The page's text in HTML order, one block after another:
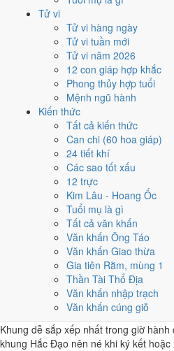
Tử vi
Tử vi hàng ngày
Tử vi tuần mới
Tử vi năm 2026
12 con giáp hợp khắc
Phong thủy hợp tuổi
Mệnh ngũ hành
Kiến thức
Tất cả kiến thức
Can chi (60 hoa giáp)
24 tiết khí
Các sao tốt xấu
12 trực
Kim Lâu - Hoang Ốc
Tuổi mụ là gì
Tất cả văn khấn
Văn khấn Ông Táo
Văn khấn Giao thừa
Gia tiên Rằm, mùng 1
Thần Tài Thổ Địa
Văn khấn nhập trạch
Văn khấn cúng giỗ
Tỵ (09h-11h)
việc buộc phải làm đúng ngày
Đạo và 6 giờ Hắc Đạo nằm ngay
Dời sang ngày tốt gần nhất.
, mức Đại Cát, cao hơn
Lựa chọn thứ hai làngày 29/11
Cát, cao hơn 7.1/10 của ngày
Mượn tuổi hợp đứng chủ lễ.
Sửu, nhờ người tuổi này thay
giảm phần xung của gia chủ.
hướng dẫn xem tuổi làm nhà
Các cách trên dựa trên quy tắc lịch
tham khảo văn hóa - tín ngưỡng,
môn của bạn.
Giờ hoàng đạo
là những giờ nào?
Ngày Tân Sửu có6 giờ Hoàng Đạo
Tỵ (09h-11h), Thân (15h-17h), Tuất
Khung dễ sắp xếp nhất trong giờ hành
khung Hắc Đạo nên né khi ký kết hoặc